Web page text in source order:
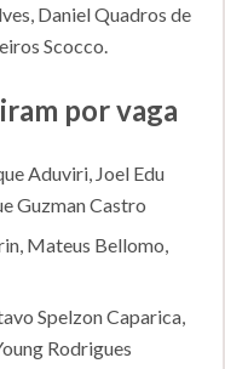
Daniel Quadros de
Scocco.
por vaga
Aduviri, Joel Edu
Guzman Castro
Mateus Bellomo,
Spelzon Caparica,
Rodrigues